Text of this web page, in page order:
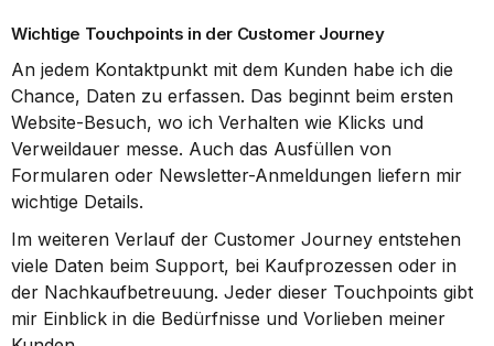
Wichtige Touchpoints in der Customer Journey
An jedem Kontaktpunkt mit dem Kunden habe ich die
Chance, Daten zu erfassen. Das beginnt beim ersten
Website-Besuch, wo ich Verhalten wie Klicks und
Verweildauer messe. Auch das Ausfüllen von
Formularen oder Newsletter-Anmeldungen liefern mir
wichtige Details.
Im weiteren Verlauf der Customer Journey entstehen
viele Daten beim Support, bei Kaufprozessen oder in
der Nachkaufbetreuung. Jeder dieser Touchpoints gibt
mir Einblick in die Bedürfnisse und Vorlieben meiner